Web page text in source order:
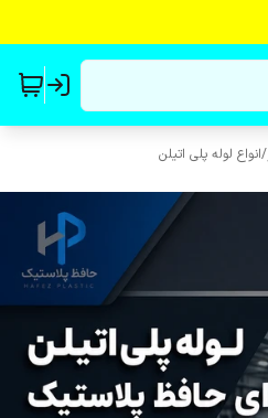
/انواع لوله پلی اتیلن